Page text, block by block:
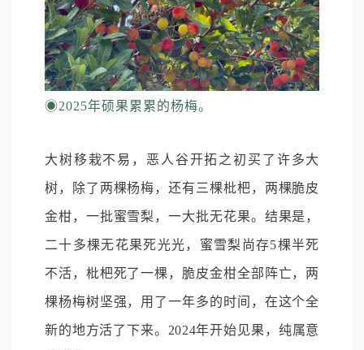
◉2025年硕果累累的杨梅。
大树移栽不易，恶人谷开拓之初买了许多大
树，除了两棵杨梅，还有三棵枇杷，两棵脆皮
金柑，一批蜜雪梨，一大批无花果。结果是，
二十多棵无花果死光光，蜜雪梨尚存5棵半死
不活，枇杷死了一棵，脆皮金柑全部阵亡，两
棵杨梅树坚强，用了一年多的时间，在这个全
新的地方活了下来。2024年开始见果，纯属意